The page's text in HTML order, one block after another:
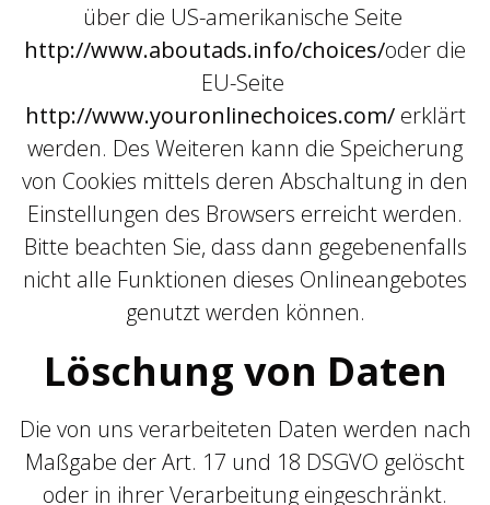
über die US-amerikanische Seite
http://www.aboutads.info/choices/oder die
EU-Seite
http://www.youronlinechoices.com/erklärt
werden. Des Weiteren kann die Speicherung
von Cookies mittels deren Abschaltung in den
Einstellungen des Browsers erreicht werden.
Bitte beachten Sie, dass dann gegebenenfalls
nicht alle Funktionen dieses Onlineangebotes
genutzt werden können.
Löschung von Daten
Die von uns verarbeiteten Daten werden nach
Maßgabe der Art. 17 und 18 DSGVO gelöscht
oder in ihrer Verarbeitung eingeschränkt.